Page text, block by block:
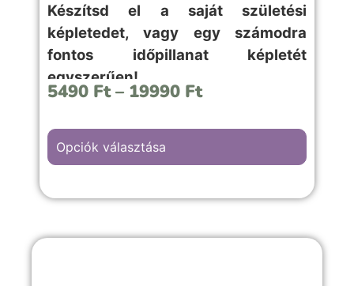
Készítsd el a saját születési
képletedet, vagy egy számodra
fontos időpillanat képletét
egyszerűen!
A “Baráti esemény” hátterű kép választása,
vagy fontosabb emlékekkel teli örömteli
5490 Ft – 19990 Ft
Opciók választása